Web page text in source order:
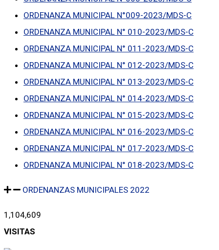
ORDENANZA MUNICIPAL N°009-2023/MDS-C
ORDENANZA MUNICIPAL N° 010-2023/MDS-C
ORDENANZA MUNICIPAL N° 011-2023/MDS-C
ORDENANZA MUNICIPAL N° 012-2023/MDS-C
ORDENANZA MUNICIPAL N° 013-2023/MDS-C
ORDENANZA MUNICIPAL N° 014-2023/MDS-C
ORDENANZA MUNICIPAL N° 015-2023/MDS-C
ORDENANZA MUNICIPAL N° 016-2023/MDS-C
ORDENANZA MUNICIPAL N° 017-2023/MDS-C
ORDENANZA MUNICIPAL N° 018-2023/MDS-C
ORDENANZAS MUNICIPALES 2022
1,104,609
VISITAS